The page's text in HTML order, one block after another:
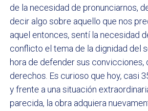
de la necesidad de pronunciarnos,
decir algo sobre aquello que nos
aquel entonces, sentí la necesidad
conflicto el tema de la dignidad del
hora de defender sus convicciones,
derechos. Es curioso que hoy, casi
y frente a una situación
parecida, la obra adquiera